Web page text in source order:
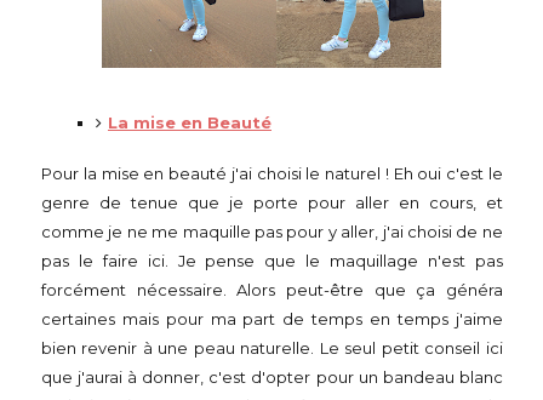
La mise en Beauté
Pour la mise en beauté j'ai choisi le naturel ! Eh oui c'est le
genre de tenue que je porte pour aller en cours, et
comme je ne me maquille pas pour y aller, j'ai choisi de ne
pas le faire ici. Je pense que le maquillage n'est pas
forcément nécessaire. Alors peut-être que ça généra
certaines mais pour ma part de temps en temps j'aime
bien revenir à une peau naturelle. Le seul petit conseil ici
que j'aurai à donner, c'est d'opter pour un bandeau blanc